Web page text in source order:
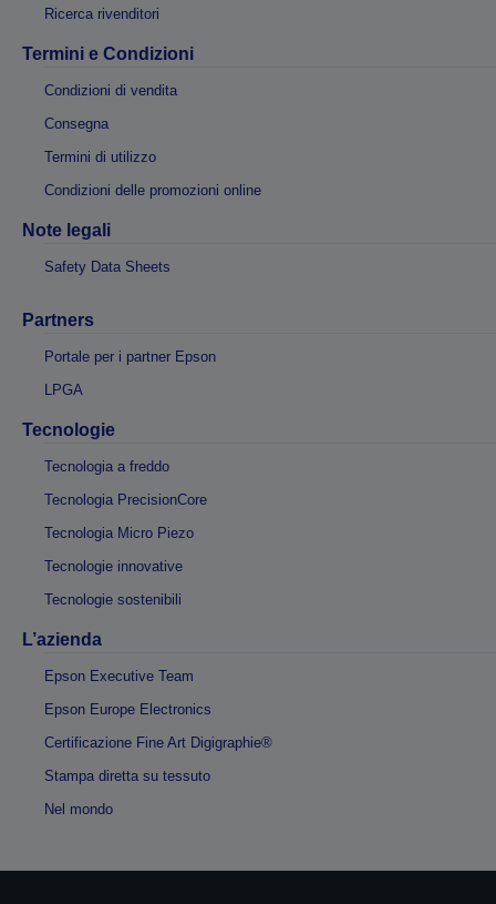
Ricerca rivenditori
Termini e Condizioni
Condizioni di vendita
Consegna
Termini di utilizzo
Condizioni delle promozioni online
Note legali
Safety Data Sheets
Partners
Portale per i partner Epson
LPGA
Tecnologie
Tecnologia a freddo
Tecnologia PrecisionCore
Tecnologia Micro Piezo
Tecnologie innovative
Tecnologie sostenibili
L’azienda
Epson Executive Team
Epson Europe Electronics
Certificazione Fine Art Digigraphie®
Stampa diretta su tessuto
Nel mondo